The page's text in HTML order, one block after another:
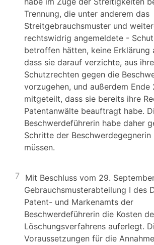
Trennung, die unter anderem das
Streitgebrauchsmuster und
rechtswidrig angemeldete -
betroffen hätten, keine Erklärung
dass sie darauf verzichte, aus
Schutzrechten gegen die
vorzugehen, und außerdem Ende
mitgeteilt, dass sie bereits ihre
Patentanwälte beauftragt habe.
Beschwerdeführerin habe daher
Schritte der Beschwerdegegnerin
müssen.
7
Mit Beschluss vom 29.
Gebrauchsmusterabteilung I des
Patent- und Markenamts der
Beschwerdeführerin die Kosten
Löschungsverfahrens auferlegt.
Voraussetzungen für die